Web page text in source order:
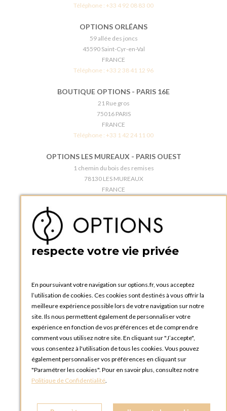
Téléphone : +33 4 92 08 83 00
OPTIONS ORLÉANS
59 allée des joncs
45590 Saint-Cyr-en-Val
FRANCE
Téléphone : +33 2 38 41 12 96
BOUTIQUE OPTIONS - PARIS 16E
21 Rue gros
75016 PARIS
FRANCE
Téléphone : +33 1 42 24 11 00
OPTIONS LES MUREAUX - PARIS OUEST
1 chemin du bois des remises
78130 LES MUREAUX
FRANCE
BOUTIQUE OPTIONS - PARIS 5E
5 quai de la tournelle
FRANCE
OPTIONS ROUEN
Rue du Clos Tellier
76800 Saint-Etienne-du-Rouvray
FRANCE
Téléphone :+33 2 35 08 38 53
OPTIONS TOULOUSE
6 rue Gaye Marie, ZAC de Saint-Martin du Touch
31300 Toulouse
FRANCE
respecte votre vie privée
En poursuivant votre navigation sur options.fr, vous acceptez
l’utilisation de cookies. Ces cookies sont destinés à vous offrir la
meilleure expérience possible lors de votre navigation sur notre
site. Ils nous permettent également de personnaliser votre
expérience en fonction de vos préférences et de comprendre
comment vous utilisez notre site. En cliquant sur "J’accepte",
vous consentez à l'utilisation de tous les cookies. Vous pouvez
également personnaliser vos préférences en cliquant sur
"Paramétrer les cookies". Pour en savoir plus, consultez notre
Politique de Confidentialité.